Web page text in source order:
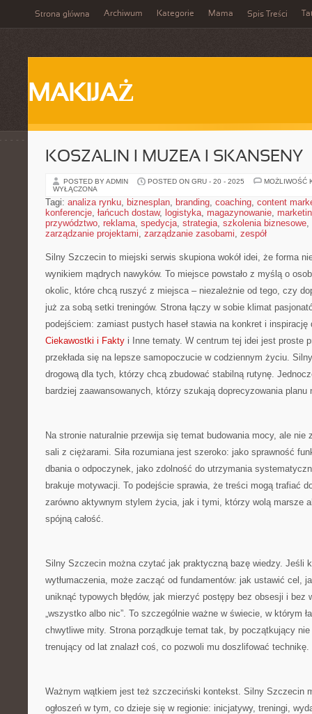
Strona główna Archiwum Kategorie Mama Spis Treści
MAKIJAŻ
KOSZALIN I MUZEA I SKANSENY
POSTED BY ADMIN POSTED ON GRU - 20 - 2025
MOŻLIWOŚĆ
WYŁĄCZONA
Tagi: analiza rynku, biznesplan, branding, coaching, content
konferencje, łańcuch dostaw, logistyka, magazynowanie,
przywództwo, reklama, spedycja, strategia, szkolenia biznesowe,
zarządzanie projektami, zarządzanie zasobami, zespół
Silny Szczecin to miejski serwis skupiona wokół idei, że forma
wynikiem mądrych nawyków. To miejsce powstało z myślą o
okolic, które chcą ruszyć z miejsca – niezależnie od tego, czy
już za sobą setki treningów. Strona łączy w sobie klimat
podejściem: zamiast pustych haseł stawia na konkret i inspirację
Ciekawostki i Fakty i Inne tematy. W centrum tej idei jest proste
przekłada się na lepsze samopoczucie w codziennym życiu.
drogową dla tych, którzy chcą zbudować stabilną rutynę.
bardziej zaawansowanych, którzy szukają doprecyzowania planu
Na stronie naturalnie przewija się temat budowania mocy, ale nie
sali z ciężarami. Siła rozumiana jest szeroko: jako sprawność
dbania o odpoczynek, jako zdolność do utrzymania
brakuje motywacji. To podejście sprawia, że treści mogą trafiać
zarówno aktywnym stylem życia, jak i tymi, którzy wolą marsze
spójną całość.
Silny Szczecin można czytać jak praktyczną bazę wiedzy. Jeśli
wytłumaczenia, może zacząć od fundamentów: jak ustawić cel,
uniknąć typowych błędów, jak mierzyć postępy bez obsesji i bez
„wszystko albo nic”. To szczególnie ważne w świecie, w którym
chwytliwe mity. Strona porządkuje temat tak, by początkujący nie
trenujący od lat znalazł coś, co pozwoli mu doszlifować technikę.
Ważnym wątkiem jest też szczeciński kontekst. Silny Szczecin
ogłoszeń w tym, co dzieje się w regionie: inicjatywy, treningi,